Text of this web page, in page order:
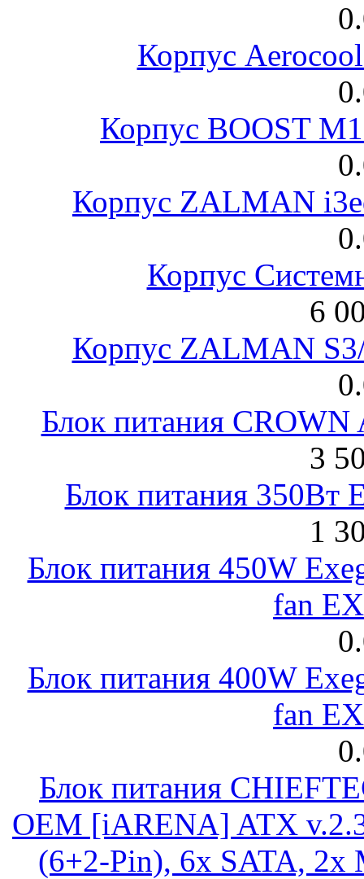
Корпус
Корпус BOOST
Корпус ZALMAN
Корпус
6
Корпус ZALMAN
Блок питания
3
Блок питания 350Вт
1
Блок питания 450W
fan
Блок питания 400W
fan
Блок питания
OEM [iARENA] ATX
(6+2-Pin), 6x SATA, 2x